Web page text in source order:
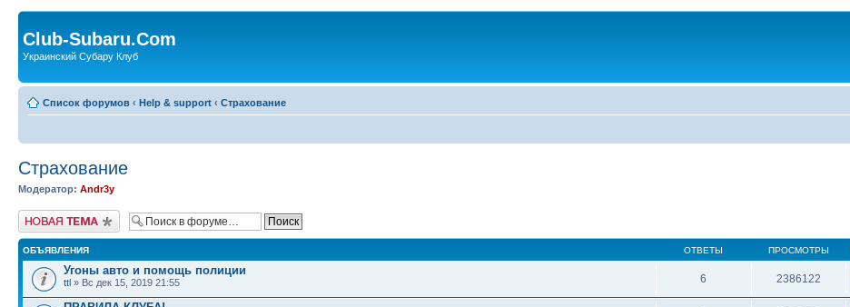
Club-Subaru.Com
Украинский Субару Клуб
Список форумов ‹ Help & support ‹ Страхование
Страхование
Модератор: Andr3y
Новая тема
ОБЪЯВЛЕНИЯ ОТВЕТЫ ПРОСМОТРЫ
Угоны авто и помощь полиции
ttl » Вс дек 15, 2019 21:55 6 2386122